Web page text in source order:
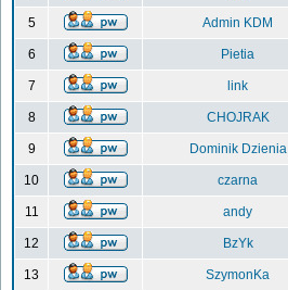
5 Admin KDM
6 Pietia
7 link
8 CHOJRAK
9 Dominik Dzienia
10 czarna
11 andy
12 BzYk
13 SzymonKa